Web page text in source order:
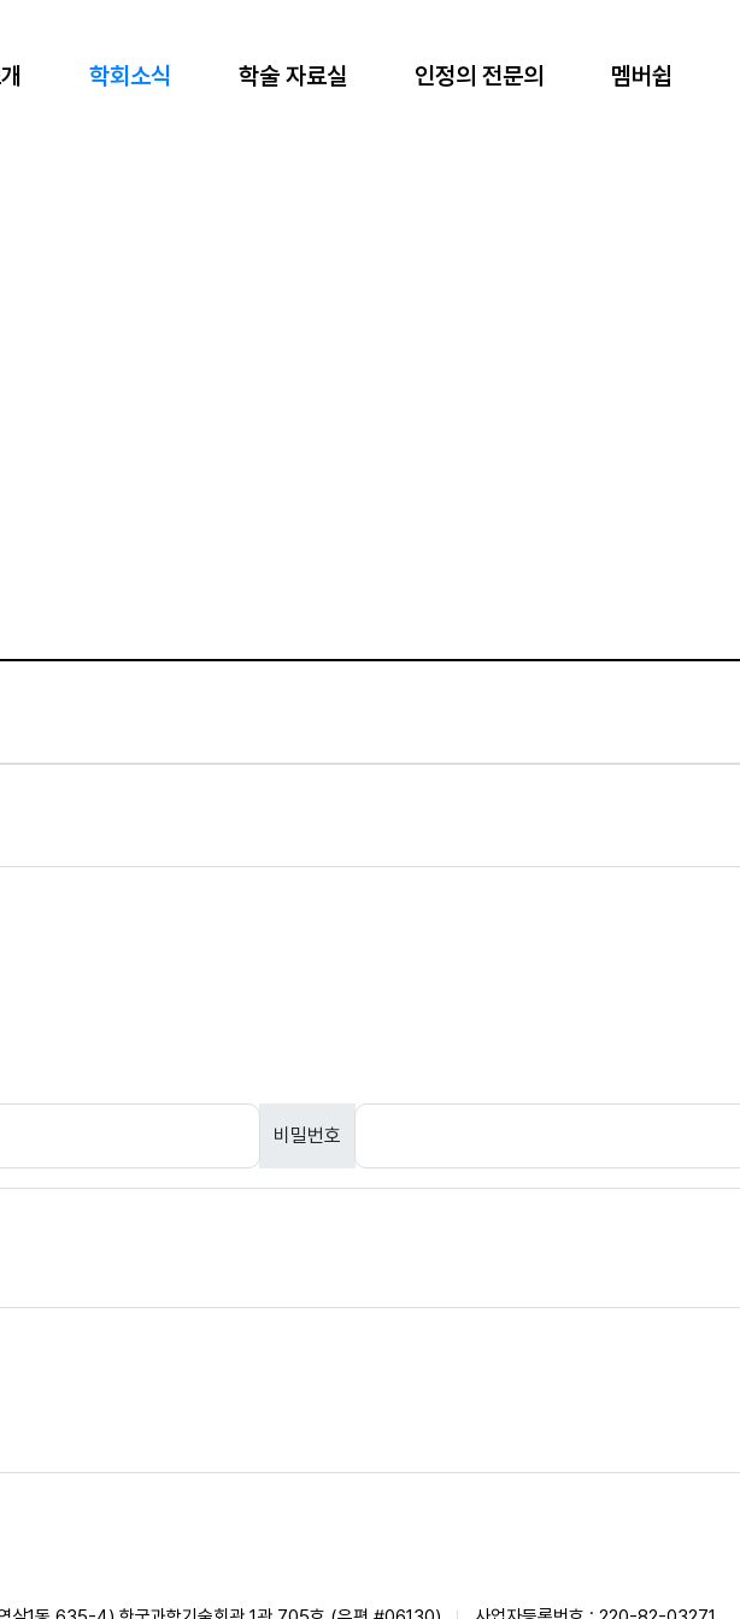
학회소식 학술 자료실 인정의 전문의 멤버쉽
비밀번호